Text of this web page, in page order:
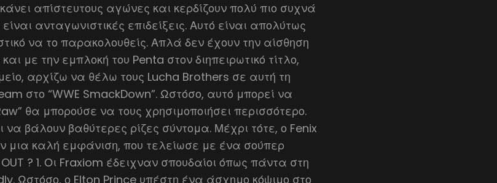
απίστευτους αγώνες και κερδίζουν πολύ πιο συχνά
ανταγωνιστικές επιδείξεις. Αυτό είναι απολύτως
να το παρακολουθείς. Απλά δεν έχουν την αίσθηση
με την εμπλοκή του Penta στον διηπειρωτικό τίτλο,
αρχίζω να θέλω τους Lucha Brothers σε αυτή τη
στο “WWE SmackDown”. Ωστόσο, αυτό μπορεί να
θα μπορούσε να τους χρησιμοποιήσει περισσότερο.
βάλουν βαθύτερες ρίζες σύντομα. Μέχρι τότε, ο Fenix
μια καλή εμφάνιση, που τελείωσε με ένα σούπερ
? 1. Οι Fraxiom έδειχναν σπουδαίοι όπως πάντα στη
Ωστόσο, ο Elton Prince υπέστη ένα άσχημο κόψιμο στο